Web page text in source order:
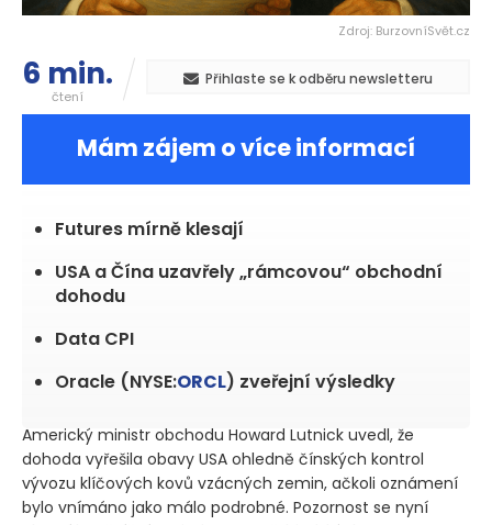
Zdroj: BurzovníSvět.cz
6 min.
čtení
Přihlaste se k odběru newsletteru
Mám zájem o více informací
Futures mírně klesají
USA a Čína uzavřely „rámcovou“ obchodní
dohodu
Data CPI
Oracle (NYSE:ORCL) zveřejní výsledky
Americký ministr obchodu Howard Lutnick uvedl, že
dohoda vyřešila obavy USA ohledně čínských kontrol
vývozu klíčových kovů vzácných zemin, ačkoli oznámení
bylo vnímáno jako málo podrobné. Pozornost se nyní